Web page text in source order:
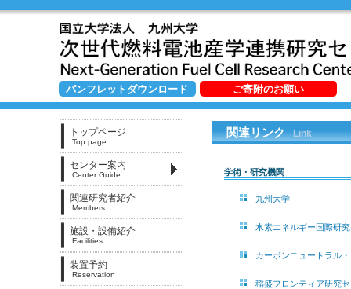
パンフレットダウンロード ご寄附のお願い
関連リンク Link
学術・研究機関
九州大学
水素エネルギー国際研
カーボンニュートラル
稲盛フロンティア研究
トップページ
Top page
センター案内
Center Guide
関連研究者紹介
Members
施設・設備紹介
Facilities
装置予約
Reservation